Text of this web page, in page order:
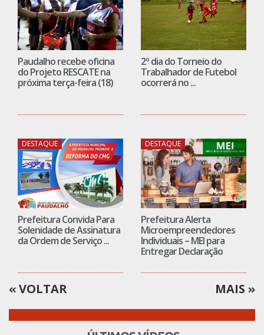
Paudalho recebe oficina
do Projeto RESCATE na
próxima terça-feira (18)
2º dia do Torneio do
Trabalhador de Futebol
ocorrerá no ...
DESTAQUE
Prefeitura Convida Para
Solenidade de Assinatura
da Ordem de Serviço ...
DESTAQUE
Prefeitura Alerta
Microempreendedores
Individuais – MEI para
Entregar Declaração
MAIS
VOLTAR